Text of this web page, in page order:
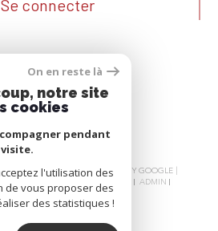
Se connecter
| TRADUCTION POWERED BY GOOGLE |
DU SITE MENTIONS LÉGALES
ADMIN
POLITIQUE RGPD COOKIES
On en reste là
notre site
cookies
pendant
l'utilisation des
de vous proposer des
des statistiques !